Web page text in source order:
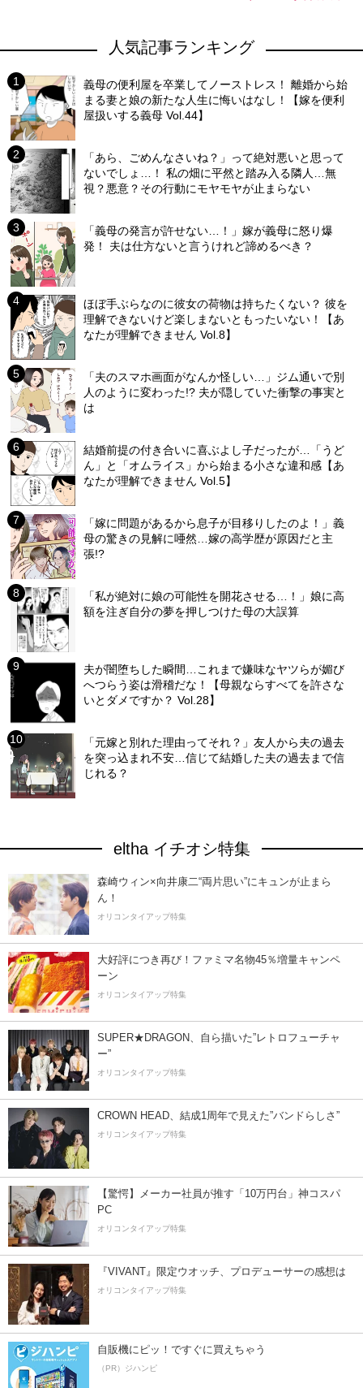
人気記事ランキング
義母の便利屋を卒業してノーストレス！ 離婚から始
まる妻と娘の新たな人生に悔いはなし！【嫁を便利
屋扱いする義母 Vol.44】
「あら、ごめんなさいね？」って絶対悪いと思って
ないでしょ…！ 私の畑に平然と踏み入る隣人…無
視？悪意？その行動にモヤモヤが止まらない
「義母の発言が許せない…！」嫁が義母に怒り爆
発！ 夫は仕方ないと言うけれど諦めるべき？
ほぼ手ぶらなのに彼女の荷物は持ちたくない？ 彼を
理解できないけど楽しまないともったいない！【あ
なたが理解できません Vol.8】
「夫のスマホ画面がなんか怪しい…」ジム通いで別
人のように変わった!? 夫が隠していた衝撃の事実と
は
結婚前提の付き合いに喜ぶよし子だったが…「うど
ん」と「オムライス」から始まる小さな違和感【あ
なたが理解できません Vol.5】
「嫁に問題があるから息子が目移りしたのよ！」義
母の驚きの見解に唖然…嫁の高学歴が原因だと主
張!?
「私が絶対に娘の可能性を開花させる…！」娘に高
額を注ぎ自分の夢を押しつけた母の大誤算
夫が闇堕ちした瞬間…これまで嫌味なヤツらが媚び
へつらう姿は滑稽だな！【母親ならすべてを許さな
いとダメですか？ Vol.28】
「元嫁と別れた理由ってそれ？」友人から夫の過去
を突っ込まれ不安…信じて結婚した夫の過去まで信
じれる？
eltha イチオシ特集
森崎ウィン×向井康二“両片思い”にキュンが止まら
ん！
オリコンタイアップ特集
大好評につき再び！ファミマ名物45％増量キャンペ
ーン
オリコンタイアップ特集
SUPER★DRAGON、自ら描いた”レトロフューチャ
ー”
オリコンタイアップ特集
CROWN HEAD、結成1周年で見えた”バンドらしさ”
オリコンタイアップ特集
【驚愕】メーカー社員が推す「10万円台」神コスパ
PC
オリコンタイアップ特集
『VIVANT』限定ウオッチ、プロデューサーの感想は
オリコンタイアップ特集
自販機にピッ！ですぐに買えちゃう
（PR）ジハンピ